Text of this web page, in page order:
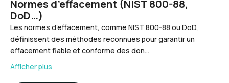
Normes d’effacement (NIST 800-88,
DoD…)
Les normes d’effacement, comme NIST 800-88 ou DoD,
définissent des méthodes reconnues pour garantir un
effacement fiable et conforme des don…
Afficher plus